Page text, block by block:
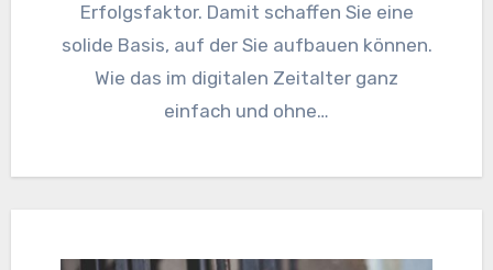
Erfolgsfaktor. Damit schaffen Sie eine
solide Basis, auf der Sie aufbauen können.
Wie das im digitalen Zeitalter ganz
einfach und ohne…